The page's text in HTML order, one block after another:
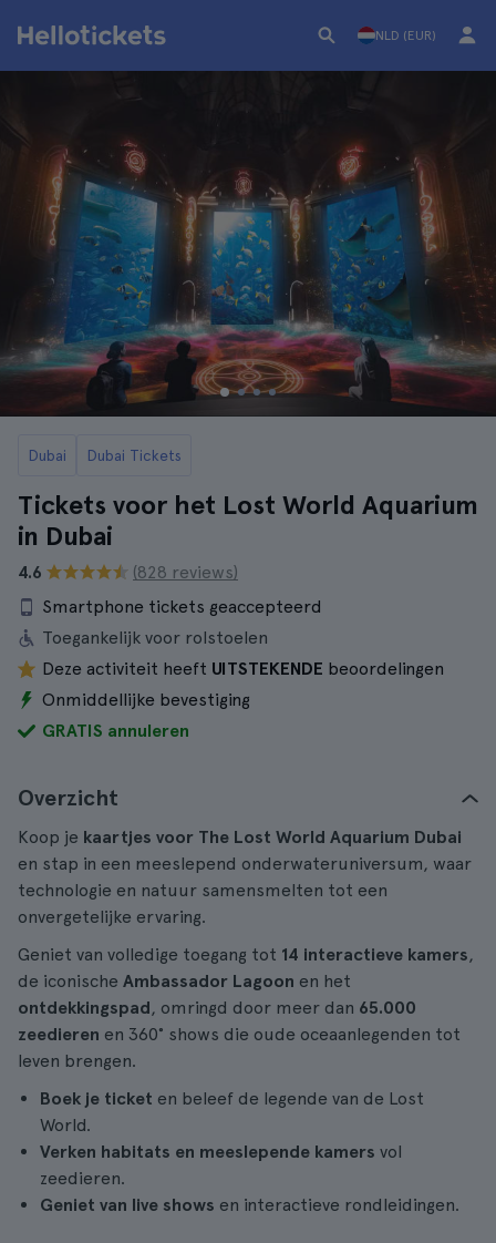
NLD (EUR)
Dubai Dubai Tickets
Tickets voor het Lost World Aquarium
in Dubai
4.6
(828 reviews)
Smartphone tickets geaccepteerd
Toegankelijk voor rolstoelen
Deze activiteit heeft UITSTEKENDE beoordelingen
Onmiddellijke bevestiging
GRATIS annuleren
Overzicht
Koop je kaartjes voor The Lost World Aquarium Dubai
en stap in een meeslepend onderwateruniversum, waar
technologie en natuur samensmelten tot een
onvergetelijke ervaring.
Geniet van volledige toegang tot 14 interactieve kamers,
de iconische Ambassador Lagoon en het
ontdekkingspad, omringd door meer dan 65.000
zeedieren en 360° shows die oude oceaanlegenden tot
leven brengen.
Boek je ticket en beleef de legende van de Lost
World.
Verken habitats en meeslepende kamers vol
zeedieren.
Geniet van live shows en interactieve rondleidingen.